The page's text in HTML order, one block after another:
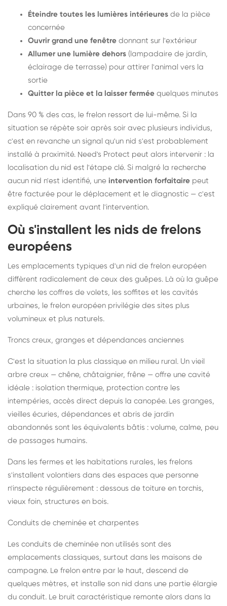
Éteindre toutes les lumières intérieures de la pièce
concernée
Ouvrir grand une fenêtre donnant sur l'extérieur
Allumer une lumière dehors (lampadaire de jardin,
éclairage de terrasse) pour attirer l'animal vers la
sortie
Quitter la pièce et la laisser fermée quelques minutes
Dans 90 % des cas, le frelon ressort de lui-même. Si la
situation se répète soir après soir avec plusieurs individus,
c'est en revanche un signal qu'un nid s'est probablement
installé à proximité. Need's Protect peut alors intervenir : la
localisation du nid est l'étape clé. Si malgré la recherche
aucun nid n'est identifié, une intervention forfaitaire peut
être facturée pour le déplacement et le diagnostic — c'est
expliqué clairement avant l'intervention.
Où s'installent les nids de frelons
européens
Les emplacements typiques d'un nid de frelon européen
diffèrent radicalement de ceux des guêpes. Là où la guêpe
cherche les coffres de volets, les soffites et les cavités
urbaines, le frelon européen privilégie des sites plus
volumineux et plus naturels.
Troncs creux, granges et dépendances anciennes
C'est la situation la plus classique en milieu rural. Un vieil
arbre creux — chêne, châtaignier, frêne — offre une cavité
idéale : isolation thermique, protection contre les
intempéries, accès direct depuis la canopée. Les granges,
vieilles écuries, dépendances et abris de jardin
abandonnés sont les équivalents bâtis : volume, calme, peu
de passages humains.
Dans les fermes et les habitations rurales, les frelons
s'installent volontiers dans des espaces que personne
n'inspecte régulièrement : dessous de toiture en torchis,
vieux foin, structures en bois.
Conduits de cheminée et charpentes
Les conduits de cheminée non utilisés sont des
emplacements classiques, surtout dans les maisons de
campagne. Le frelon entre par le haut, descend de
quelques mètres, et installe son nid dans une partie élargie
du conduit. Le bruit caractéristique remonte alors dans la